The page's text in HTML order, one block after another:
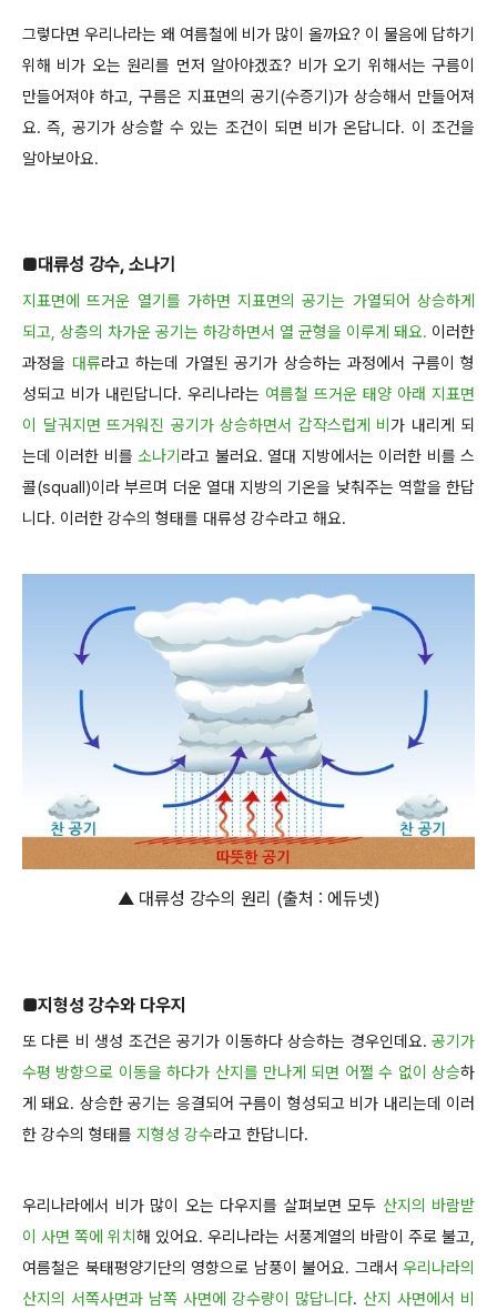
그렇다면 우리나라는 왜 여름철에 비가 많이 올까요? 이 물음에 답하기
위해 비가 오는 원리를 먼저 알아야겠죠? 비가 오기 위해서는 구름이
만들어져야 하고, 구름은 지표면의 공기(수증기)가 상승해서 만들어져
요. 즉, 공기가 상승할 수 있는 조건이 되면 비가 온답니다. 이 조건을
알아보아요.
■대류성 강수, 소나기
지표면에 뜨거운 열기를 가하면 지표면의 공기는 가열되어 상승하게
되고, 상층의 차가운 공기는 하강하면서 열 균형을 이루게 돼요. 이러한
과정을 대류라고 하는데 가열된 공기가 상승하는 과정에서 구름이 형
성되고 비가 내린답니다. 우리나라는 여름철 뜨거운 태양 아래 지표면
이 달궈지면 뜨거워진 공기가 상승하면서 갑작스럽게 비 가 내리게 되
는데 이러한 비를소나기 라고 불러요. 열대 지방에서는 이러한 비를 스
콜(squall)이라 부르며 더운 열대 지방의 기온을 낮춰주는 역할을 한답
니다. 이러한 강수의 형태를 대류성 강수라고 해요.
▲ 대류성 강수의 원리 (출처 : 에듀넷)
■지형성 강수와 다우지
또 다른 비 생성 조건은 공기가 이동하다 상승하는 경우인데요. 공기가
수평 방향으로 이동을 하다가 산지를 만나게 되면 어쩔 수 없이 상승하
게 돼요. 상승한 공기는 응결되어 구름이 형성되고 비가 내리는데 이러
한 강수의 형태를 지형성 강수라고 한답니다.
우리나라에서 비가 많이 오는 다우지를 살펴보면 모두 산지의 바람받
이 사면 쪽에 위치해 있어요. 우리나라는 서풍계열의 바람이 주로 불고,
여름철은 북태평양기단의 영향으로 남풍이 불어요. 그래서 우리나라의
산지의 서쪽사면과 남쪽 사면에 강수량이 많답니다. 산지 사면에서 비